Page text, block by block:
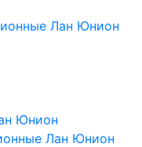
Лан Юнион
Юнион
Лан Юнион